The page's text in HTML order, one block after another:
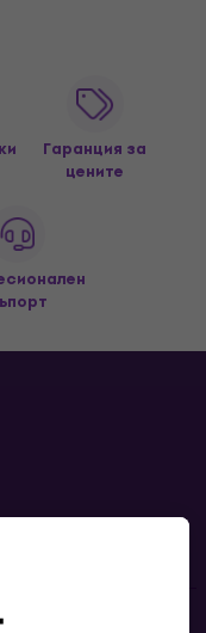
Гаранция за
цените